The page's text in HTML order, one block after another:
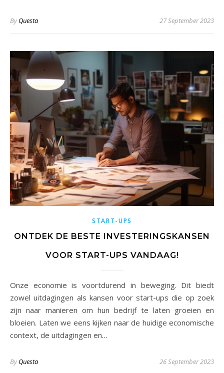
ByQuesta 27 September 2023
START-UPS
ONTDEK DE BESTE INVESTERINGSKANSEN
VOOR START-UPS VANDAAG!
Onze economie is voortdurend in beweging. Dit biedt
zowel uitdagingen als kansen voor start-ups die op zoek
zijn naar manieren om hun bedrijf te laten groeien en
bloeien. Laten we eens kijken naar de huidige economische
context, de uitdagingen en…
ByQuesta 26 September 2023